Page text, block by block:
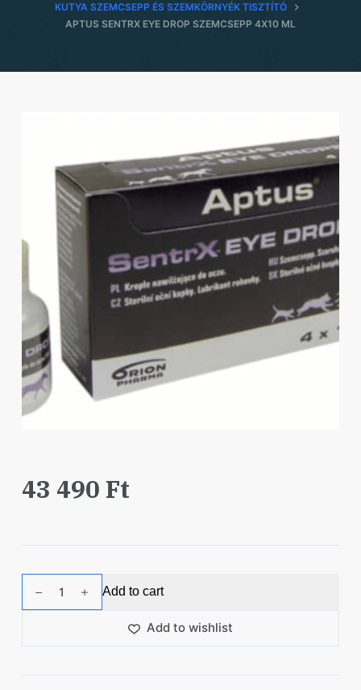
KUTYA SZEMCSEPP ÉS SZEMKÖRNYÉK TISZTÍTÓ
APTUS SENTRX EYE DROP SZEMCSEPP 4X10 ML
43 490 Ft
Add to cart
Add to wishlist